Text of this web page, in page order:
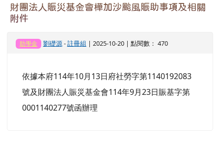
財團法人賑災基金會樺加沙颱風賑助事項及相關
附件
助學金 劉礎源-註冊組 | 2025-10-20 | 點閱數： 470
依據本府114年10月13日府社勞字第1140192083
號及財團法人賑災基金會114年9月23日賑基字第
0001140277號函辦理